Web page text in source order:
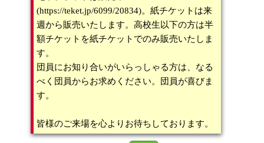
(https://teket.jp/6099/20834)。紙チケットは来
週から販売いたします。高校生以下の方は半
額チケットを紙チケットでのみ販売いたしま
す。
団員にお知り合いがいらっしゃる方は、なる
べく団員からお求めください。団員が喜びま
す。
皆様のご来場を心よりお待ちしております。